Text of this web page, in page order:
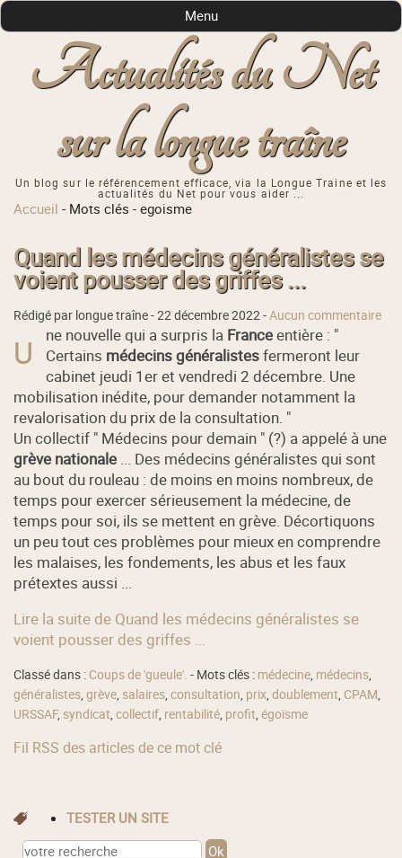
Actualités du Net
sur la longue traîne
Un blog sur le référencement efficace, via la Longue Traine et les
actualités du Net pour vous aider ...
Menu
Accueil - Mots clés -egoisme
Quand les médecins généralistes se
voient pousser des griffes ...
Rédigé par longue traîne -22 décembre 2022-Aucun commentaire
U ne nouvelle qui a surpris la Franceentière : "
Certains médecins généralistesfermeront leur
cabinet jeudi 1er et vendredi 2 décembre. Une
mobilisation inédite, pour demander notamment la
revalorisation du prix de la consultation. "
Un collectif " Médecins pour demain " (?) a appelé à une
grève nationale ... Des médecins généralistes qui sont
au bout du rouleau : de moins en moins nombreux, de
temps pour exercer sérieusement la médecine, de
temps pour soi, ils se mettent en grève. Décortiquons
un peu tout ces problèmes pour mieux en comprendre
les malaises, les fondements, les abus et les faux
prétextes aussi ...
Lire la suite de Quand les médecins généralistes se
voient pousser des griffes ...
Classé dans : Coups de 'gueule'. - Mots clés : médecine, médecins,
généralistes,grève, salaires,consultation, prix,doublement, CPAM,
URSSAF, syndicat,collectif, rentabilité, profit,égoïsme
Fil RSS des articles de ce mot clé
TESTER UN SITE